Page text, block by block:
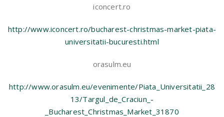
iconcert.ro
http://www.iconcert.ro/bucharest-christmas-market-piata-
universitatii-bucuresti.html
orasulm.eu
http://www.orasulm.eu/evenimente/Piata_Universitatii_28
13/Targul_de_Craciun_-
_Bucharest_Christmas_Market_31870